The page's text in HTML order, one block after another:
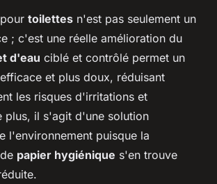
pour toilettes n'est pas seulement un
; c'est une réelle amélioration du
d'eau ciblé et contrôlé permet un
et plus doux, réduisant
les risques d'irritations et
plus, il s'agit d'une solution
l'environnement puisque la
papier hygiénique s'en trouve